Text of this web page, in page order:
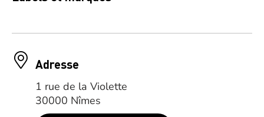
Adresse
1 rue de la Violette
30000 Nîmes